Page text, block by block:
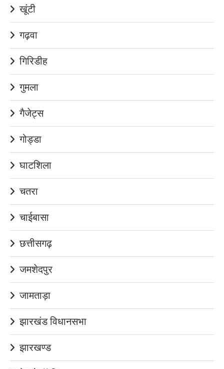
खूंटी
गढ़वा
गिरिडीह
गुमला
गैजेट्स
गोड्डा
घाटशिला
चतरा
चाईबासा
छत्तीसगढ़
जमशेदपुर
जामताड़ा
झारखंड विधानसभा
झारखण्ड